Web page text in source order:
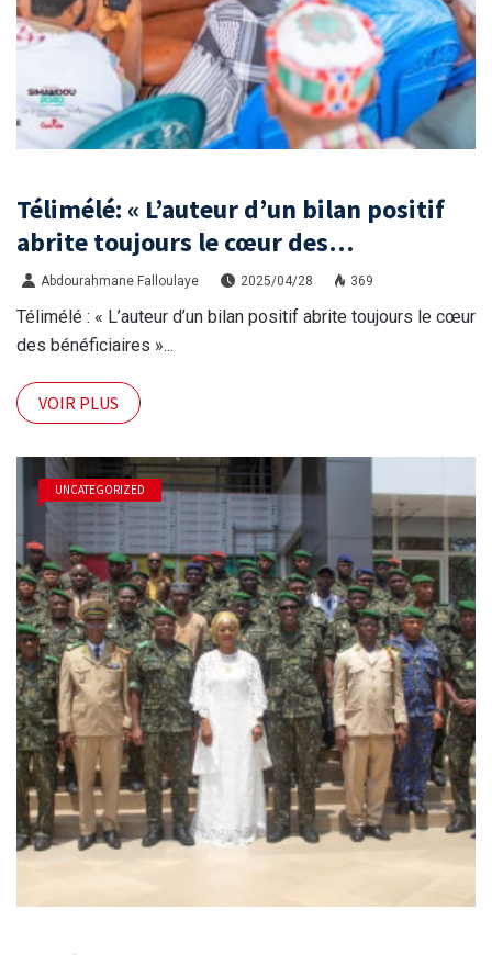
Télimélé: « L’auteur d’un bilan positif
abrite toujours le cœur des
bénéficiaires »
Abdourahmane Falloulaye 2025/04/28 369
Télimélé : « L’auteur d’un bilan positif abrite toujours le cœur
des bénéficiaires »...
VOIR PLUS
UNCATEGORIZED